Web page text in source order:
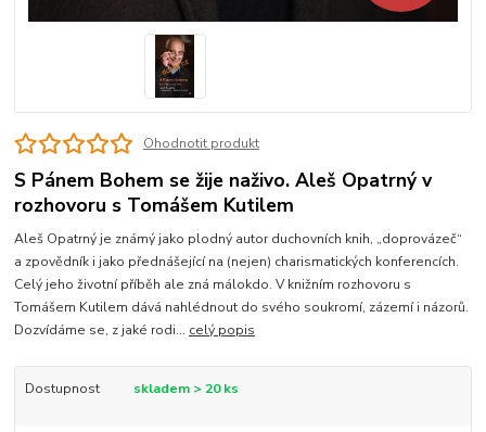
Ohodnotit produkt
S Pánem Bohem se žije naživo. Aleš Opatrný v
rozhovoru s Tomášem Kutilem
Aleš Opatrný je známý jako plodný autor duchovních knih, „doprovázeč“
a zpovědník i jako přednášející na (nejen) charismatických konferencích.
Celý jeho životní příběh ale zná málokdo. V knižním rozhovoru s
Tomášem Kutilem dává nahlédnout do svého soukromí, zázemí i názorů.
Dozvídáme se, z jaké rodi... celý popis
Dostupnost skladem > 20 ks